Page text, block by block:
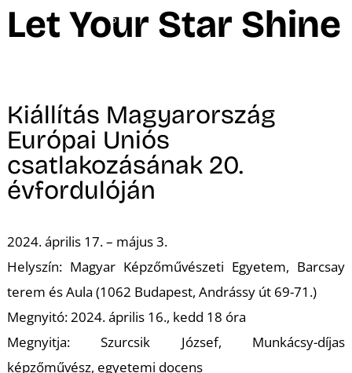
Let Your Star Shine
Kiállítás Magyarország
Európai Uniós
csatlakozásának 20.
évfordulóján
2024. április 17. – május 3.
Helyszín: Magyar Képzőművészeti Egyetem, Barcsay
terem és Aula (1062 Budapest, Andrássy út 69-71.)
Megnyitó: 2024. április 16., kedd 18 óra
Megnyitja: Szurcsik József, Munkácsy-díjas
képzőművész, egyetemi docens